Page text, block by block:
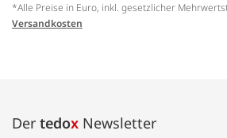
*Alle Preise in Euro, inkl. gesetzlicher
Versandkosten
Der tedox Newsletter